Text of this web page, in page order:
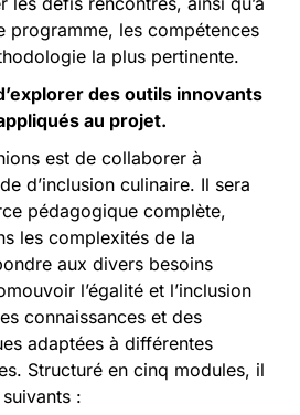
programme, les compétences
la plus pertinente.
des outils innovants
au projet.
est de collaborer à
d’inclusion culinaire. Il sera
pédagogique complète,
les complexités de la
aux divers besoins
l’égalité et l’inclusion
connaissances et des
adaptées à différentes
Structuré en cinq modules, il
: